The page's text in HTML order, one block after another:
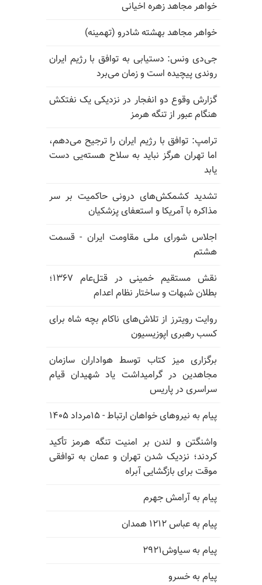
خواهر مجاهد زهره اخیانی
خواهر مجاهد بهشته شادرو (تهمینه)
جی‌دی ونس: دستیابی به توافق با رژیم ایران
روندی پیچیده است و زمان می‌برد
گزارش وقوع دو انفجار در نزدیکی یک نفتکش
هنگام عبور از تنگه هرمز
ترامپ: توافق با رژیم ایران را ترجیح می‌دهم،
اما تهران هرگز نباید به سلاح هسته‌یی دست
یابد
تشدید کشمکش‌های درونی حاکمیت بر سر
مذاکره با آمریکا و استعفای پزشکیان
اجلاس شورای ملی مقاومت ایران - قسمت
هشتم
نقش مستقیم خمینی در قتل‌عام ۱۳۶۷؛
بطلان شبهات و ساختار نظام اعدام
روایت رویترز از تلاش‌های ناکام بچه شاه برای
کسب رهبری اپوزیسیون
برگزاری میز کتاب توسط هواداران سازمان
مجاهدین در گرامیداشت یاد شهیدان قیام
سراسری در پاریس
پیام به نیروهای خواهان ارتباط - ۱۵مرداد ۱۴۰۵
واشنگتن و لندن بر امنیت تنگه هرمز تأکید
کردند؛ نزدیک شدن تهران و عمان به توافقی
موقت برای بازگشایی آبراه
پیام به آرامش جهرم
پیام به عباس ۱۲۱۲ همدان
پیام به سیاوش۲۹۲۱
پیام به خسرو